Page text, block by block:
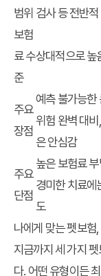
범위 검사 등 전반적
보험
료 수
준
상대적으로 높
주요
장점
예측 불가능한
위험 완벽 대
은 안심감
주요
단점
높은 보험료 부
경미한 치료에
도
나에게 맞는 펫보험
지금까지 세 가지
다. 어떤 유형이든